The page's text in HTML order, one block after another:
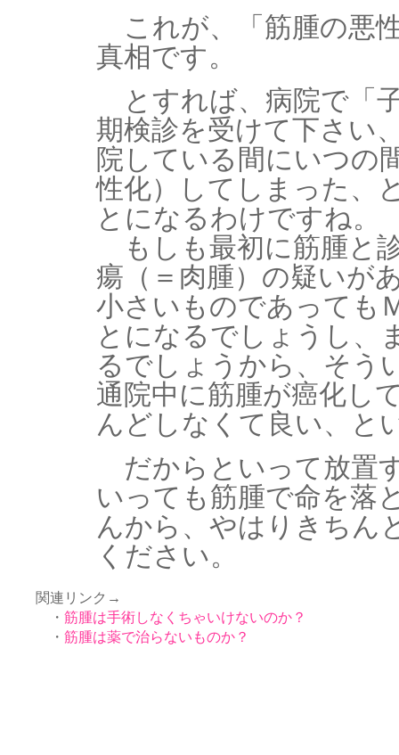
これが、「筋腫の悪
真相です。
とすれば、病院で「
期検診を受けて下さい
院している間にいつの
性化）してしまった、
とになるわけですね。
もしも最初に筋腫と
瘍（＝肉腫）の疑いが
小さいものであっても
とになるでしょうし、
るでしょうから、そう
通院中に筋腫が癌化し
んどしなくて良い、と
だからといって放置
いっても筋腫で命を落
んから、やはりきちん
ください。
関連リンク→
・ 筋腫は手術しなくちゃいけないのか？
・ 筋腫は薬で治らないものか？